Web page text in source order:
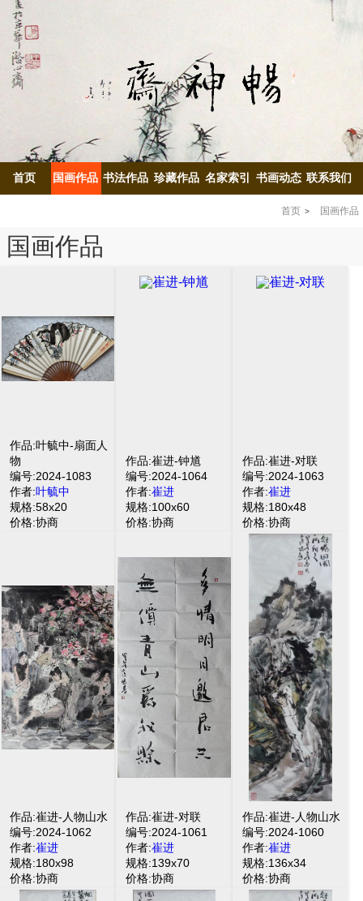
首页 国画作品 书法作品 珍藏作品 名家索引 书画动态 联系我们
首页 国画作品
国画作品
作品:叶毓中-扇面人
物
编号:2024-1083
作者:叶毓中
规格:58x20
价格:协商
作品:崔进-钟馗
编号:2024-1064
作者:崔进
规格:100x60
价格:协商
作品:崔进-对联
编号:2024-1063
作者:崔进
规格:180x48
价格:协商
作品:崔进-人物山水
编号:2024-1062
作者:崔进
规格:180x98
价格:协商
作品:崔进-对联
编号:2024-1061
作者:崔进
规格:139x70
价格:协商
作品:崔进-人物山水
编号:2024-1060
作者:崔进
规格:136x34
价格:协商